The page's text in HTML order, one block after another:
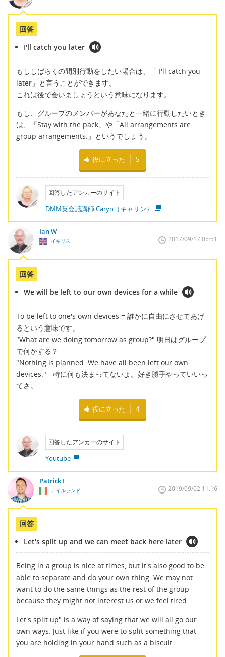
回答
I'll catch you later
もししばらくの間別行動をしたい場合は、「 I'll catch you
later」と言うことができます。
これは後で会いましょうという意味になります。
もし、グループのメンバーがあなたと一緒に行動したいとき
は、「Stay with the pack」や「All arrangements are
group arrangements.」というでしょう。
役に立った 5
回答したアンカーのサイト
DMM英会話講師 Caryn（キャリン）
Ian W
イギリス 2017/09/17 05:51
回答
We will be left to our own devices for a while
To be left to one's own devices = 誰かに自由にさせてあげ
るという意味です。
"What are we doing tomorrow as group?" 明日はグループ
で何かする？
"Nothing is planned. We have all been left our own
devices." 特に何も決まってないよ。好き勝手やっていいっ
てさ。
役に立った 4
回答したアンカーのサイト
Youtube
Patrick I
アイルランド 2019/09/02 11:16
回答
Let's split up and we can meet back here later
Being in a group is nice at times, but it's also good to be
able to separate and do your own thing. We may not
want to do the same things as the rest of the group
because they might not interest us or we feel tired.
Let's split up" is a way of saying that we will all go our
own ways. Just like if you were to split something that
you are holding in your hand such as a biscuit.